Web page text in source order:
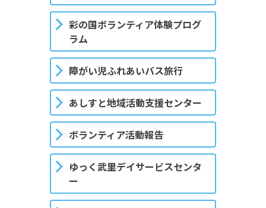
彩の国ボランティア体験プログ
ラム
障がい児ふれあいバス旅行
あしすと地域活動支援センター
ボランティア活動報告
ゆっく武里デイサービスセンタ
ー